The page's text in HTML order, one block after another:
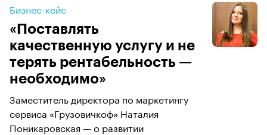
Бизнес-кейс
«Поставлять
качественную услугу и не
терять рентабельность —
необходимо»
Заместитель директора по маркетингу
сервиса «Грузовичкоф» Наталия
Поникаровская — о развитии